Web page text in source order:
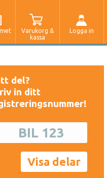
Varukorg &
kassa
Logga in
del?
in ditt